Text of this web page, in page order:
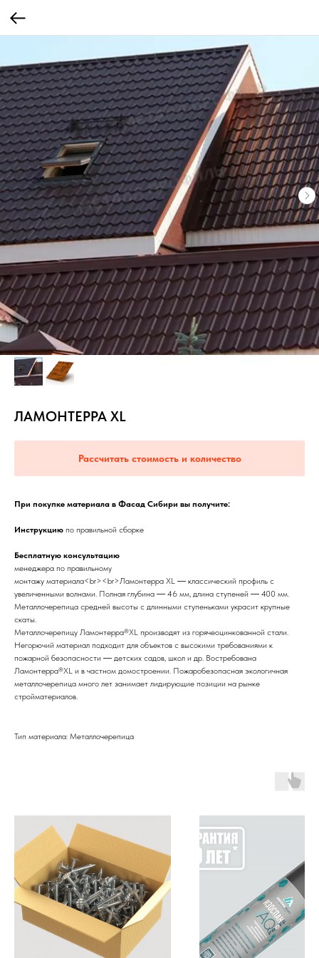
ЛАМОНТЕРРА ХL
Рассчитать стоимость и количество
При покупке материала в Фасад Сибири вы получите:
Инструкцию по правильной сборке
Бесплатную консультацию
менеджера по правильному
монтажу материала<br><br>Ламонтерра XL ― классический профиль с
увеличенными волнами. Полная глубина ― 46 мм, длина ступеней ― 400 мм.
Металлочерепица средней высоты с длинными ступеньками украсит крупные
скаты.
Металлочерепицу Ламонтерра®XL производят из горячеоцинкованной стали.
Негорючий материал подходит для объектов с высокими требованиями к
пожарной безопасности ― детских садов, школ и др. Востребована
Ламонтерра®XL и в частном домостроении. Пожаробезопасная экологичная
металлочерепица много лет занимает лидирующие позиции на рынке
стройматериалов.
Тип материала: Металлочерепица